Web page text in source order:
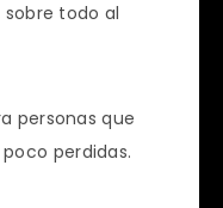
todo al
personas que
perdidas.